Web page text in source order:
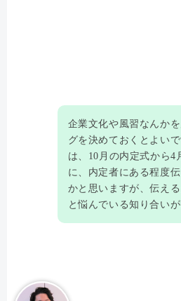
企業文化や風習なんか
グを決めておくとよい
は、10月の内定式から4
に、内定者にある程度
かと思いますが、伝え
と悩んでいる知り合いが